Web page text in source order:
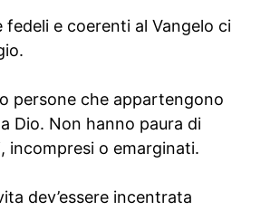
fedeli e coerenti al Vangelo ci
persone che appartengono
Dio. Non hanno paura di
incompresi o emarginati.
dev’essere incentrata